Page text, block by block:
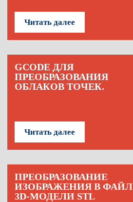
Читать далее
GCODE ДЛЯ
ПРЕОБРАЗОВАНИЯ
ОБЛАКОВ ТОЧЕК.
Читать далее
ПРЕОБРАЗОВАНИЕ
ИЗОБРАЖЕНИЯ В ФАЙЛ
3D-МОДЕЛИ STL